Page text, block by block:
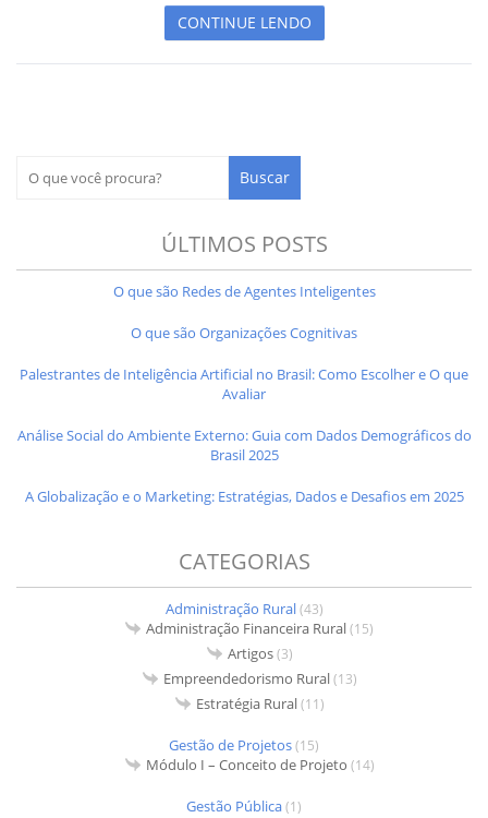
CONTINUE LENDO
ÚLTIMOS POSTS
O que são Redes de Agentes Inteligentes
O que são Organizações Cognitivas
Palestrantes de Inteligência Artificial no Brasil: Como Escolher e O que
Avaliar
Análise Social do Ambiente Externo: Guia com Dados Demográficos do
Brasil 2025
A Globalização e o Marketing: Estratégias, Dados e Desafios em 2025
CATEGORIAS
Administração Rural(43)
Administração Financeira Rural(15)
Artigos(3)
Empreendedorismo Rural(13)
Estratégia Rural(11)
Gestão de Projetos(15)
Módulo I – Conceito de Projeto (14)
Gestão Pública(1)